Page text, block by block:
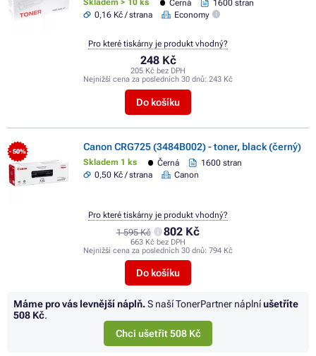
Skladem > 10 ks Černá
1600 stran
0,16 Kč / strana
Economy
248 Kč
205 Kč bez DPH
Nejnižší cena za posledních 30 dnů: 243 Kč
Do košíku
Pro které tiskárny je produkt vhodný?
- 50% Canon CRG725 (3484B002) - toner, black (černý)
Skladem 1 ks Černá
1600 stran
0,50 Kč / strana
Canon
1 595 Kč 802 Kč
663 Kč bez DPH
Nejnižší cena za posledních 30 dnů: 794 Kč
Do košíku
Pro které tiskárny je produkt vhodný?
Máme pro vás levnější náplň.S naší TonerPartner náplníušetříte
508 Kč.
Chci ušetřit 508 Kč